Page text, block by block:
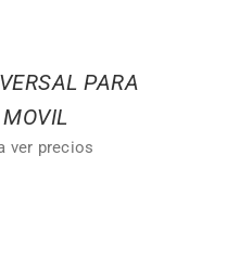
PARA
ver precios